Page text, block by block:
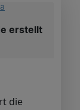
erstellt
die